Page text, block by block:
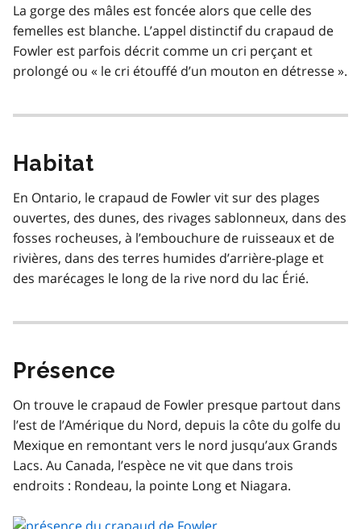
La gorge des mâles est foncée alors que celle des
femelles est blanche. L’appel distinctif du crapaud de
Fowler est parfois décrit comme un cri perçant et
prolongé ou « le cri étouffé d’un mouton en détresse ».
Habitat
En Ontario, le crapaud de Fowler vit sur des plages
ouvertes, des dunes, des rivages sablonneux, dans des
fosses rocheuses, à l’embouchure de ruisseaux et de
rivières, dans des terres humides d’arrière-plage et
des marécages le long de la rive nord du lac Érié.
Présence
On trouve le crapaud de Fowler presque partout dans
l’est de l’Amérique du Nord, depuis la côte du golfe du
Mexique en remontant vers le nord jusqu’aux Grands
Lacs. Au Canada, l’espèce ne vit que dans trois
endroits : Rondeau, la pointe Long et Niagara.